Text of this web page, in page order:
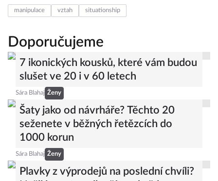
manipulace vztah situationship
Doporučujeme
7 ikonických kousků, které vám budou
slušet ve 20 i v 60 letech
Sára Blahaj Ženy
Šaty jako od návrháře? Těchto 20
seženete v běžných řetězcích do
1000 korun
Sára Blahaj Ženy
Plavky z výprodejů na poslední chvíli?